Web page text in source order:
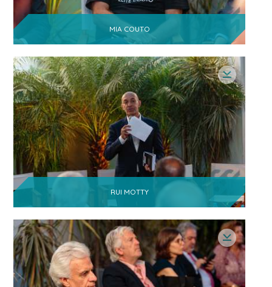
MIA COUTO
RUI MOTTY